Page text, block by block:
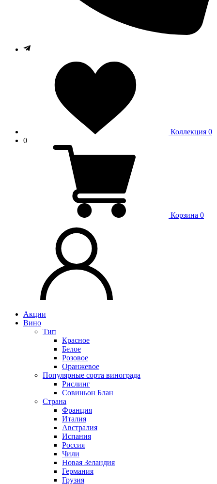
Коллекция 0
0
Корзина 0
Акции
Вино
Тип
Красное
Белое
Розовое
Оранжевое
Популярные сорта винограда
Рислинг
Совиньон Блан
Страна
Франция
Италия
Австралия
Испания
Россия
Чили
Новая Зеландия
Германия
Грузия